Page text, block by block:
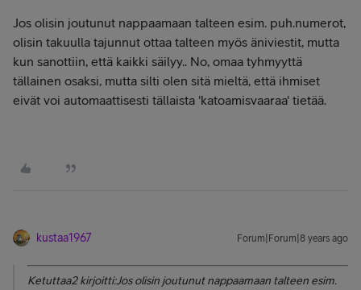
Jos olisin joutunut nappaamaan talteen esim. puh.numerot,
olisin takuulla tajunnut ottaa talteen myös äniviestit, mutta
kun sanottiin, että kaikki säilyy.. No, omaa tyhmyyttä
tällainen osaksi, mutta silti olen sitä mieltä, että ihmiset
eivät voi automaattisesti tällaista 'katoamisvaaraa' tietää.
kustaa1967 Forum|Forum|8 years ago
Ketuttaa2 kirjoitti:Jos olisin joutunut nappaamaan talteen esim.